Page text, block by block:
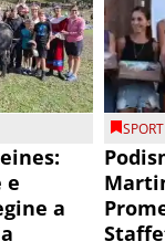
e
a
SPORT